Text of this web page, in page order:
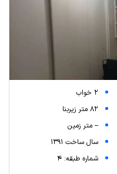
2 خواب
82 متر زیربنا
-- متر زمین
سال ساخت 1391
شماره طبقه: 4